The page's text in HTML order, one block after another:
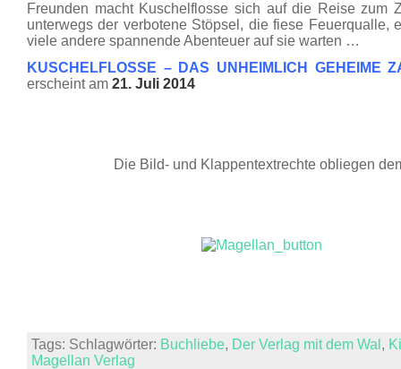
Freunden macht Kuschelflosse sich auf die Reise zum
unterwegs der verbotene Stöpsel, die fiese Feuerqualle,
viele andere spannende Abenteuer auf sie warten …
KUSCHELFLOSSE – DAS UNHEIMLICH GEHEIME
erscheint am 21. Juli 2014
Die Bild- und Klappentextrechte obliegen
Tags: Schlagwörter: Buchliebe, Der Verlag mit dem Wal ,
Magellan Verlag